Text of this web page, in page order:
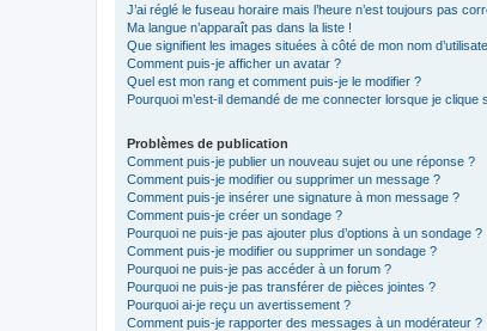
J’ai réglé le fuseau horaire mais l’heure n’est toujours pas
Ma langue n’apparaît pas dans la liste !
Que signifient les images situées à côté de mon nom
Comment puis-je afficher un avatar ?
Quel est mon rang et comment puis-je le modifier ?
Pourquoi m’est-il demandé de me connecter lorsque je
Problèmes de publication
Comment puis-je publier un nouveau sujet ou une réponse ?
Comment puis-je modifier ou supprimer un message ?
Comment puis-je insérer une signature à mon message ?
Comment puis-je créer un sondage ?
Pourquoi ne puis-je pas ajouter plus d’options à un sondage ?
Comment puis-je modifier ou supprimer un sondage ?
Pourquoi ne puis-je pas accéder à un forum ?
Pourquoi ne puis-je pas transférer de pièces jointes ?
Pourquoi ai-je reçu un avertissement ?
Comment puis-je rapporter des messages à un modérateur ?